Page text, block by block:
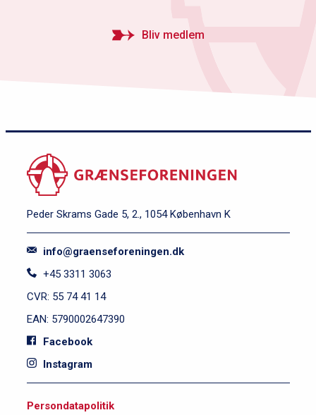
Bliv medlem
Peder Skrams Gade 5, 2., 1054 København K
info@graenseforeningen.dk
+45 3311 3063
CVR: 55 74 41 14
EAN: 5790002647390
Facebook
Instagram
Persondatapolitik